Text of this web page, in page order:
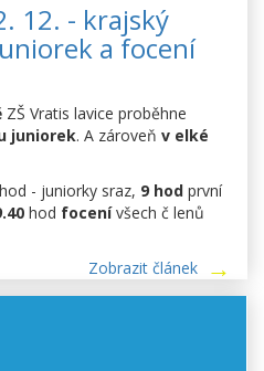
12. - krajský
a focení
ZŠ Vratis lavice proběhne
juniorek. A zároveň v elké
- juniorky sraz, 9 hod první
hod focenívšech č lenů
Zobrazit článek